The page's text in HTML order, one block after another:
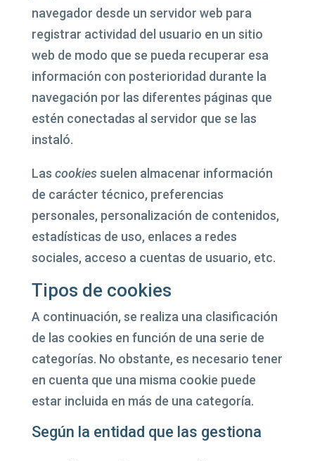
navegador desde un servidor web para
registrar actividad del usuario en un sitio
web de modo que se pueda recuperar esa
información con posterioridad durante la
navegación por las diferentes páginas que
estén conectadas al servidor que se las
instaló.
Las cookiessuelen almacenar información
de carácter técnico, preferencias
personales, personalización de contenidos,
estadísticas de uso, enlaces a redes
sociales, acceso a cuentas de usuario, etc.
Tipos de cookies
A continuación, se realiza una clasificación
de las cookies en función de una serie de
categorías. No obstante, es necesario tener
en cuenta que una misma cookie puede
estar incluida en más de una categoría.
Según la entidad que las gestiona